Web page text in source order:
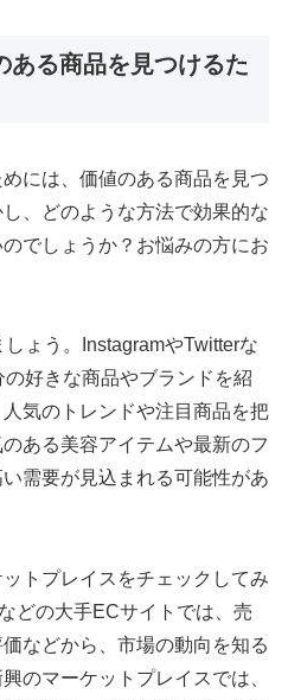
ある商品を見つけるた
には、価値のある商品を見つ
、どのような方法で効果的な
でしょうか？お悩みの方にお
ょう。InstagramやTwitterな
好きな商品やブランドを紹
気のトレンドや注目商品を把
ある美容アイテムや最新のフ
需要が見込まれる可能性があ
トプレイスをチェックしてみ
どの大手ECサイトでは、売
などから、市場の動向を知る
のマーケットプレイスでは、